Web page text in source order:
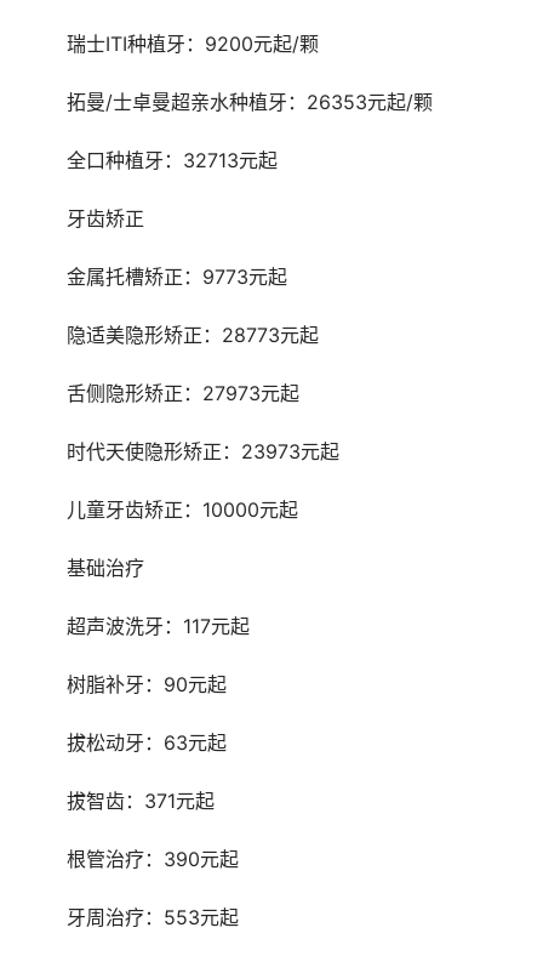
	瑞士ITI种植牙：9200元起/颗
	拓曼/士卓曼超亲水种植牙：26353元起/颗
	全口种植牙：32713元起
	牙齿矫正
	金属托槽矫正：9773元起
	隐适美隐形矫正：28773元起
	舌侧隐形矫正：27973元起
	时代天使隐形矫正：23973元起
	儿童牙齿矫正：10000元起
	基础治疗
	超声波洗牙：117元起
	树脂补牙：90元起
	拔松动牙：63元起
	拔智齿：371元起
	根管治疗：390元起
	牙周治疗：553元起